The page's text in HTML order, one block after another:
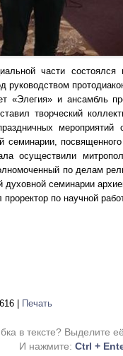
части состоялся
руководством
«Элегия» и ансамбль
творческий
семинарии,
осуществили
по делам
семинарии
проректор по научной
616 Печать
в тексте? Выделите
И нажмите: Ctrl +